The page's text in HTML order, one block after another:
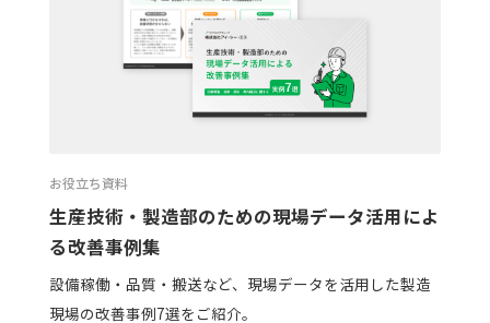
お役立ち資料
生産技術・製造部のための現場データ活用によ
る改善事例集
設備稼働・品質・搬送など、現場データを活用した製造
現場の改善事例7選をご紹介。